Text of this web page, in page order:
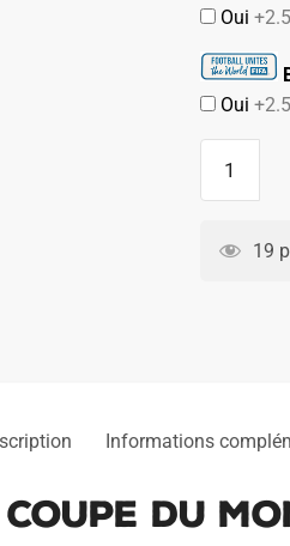
Oui
Oui
TUNISIE
19
Informations
DU